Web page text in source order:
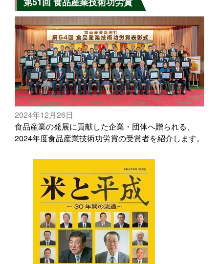
2024年12月26日
食品産業の発展に貢献した企業・団体へ贈られる、
2024年度食品産業技術功労賞の受賞者を紹介します。